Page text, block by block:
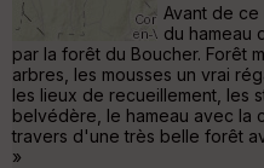
Avant de
du hameau
par la forêt du Boucher. Forêt
arbres, les mousses un vrai
les lieux de recueillement, les
belvédère, le hameau avec la
travers d'une très belle forêt
»